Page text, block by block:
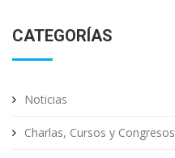
CATEGORÍAS
Noticias
Charlas, Cursos y Congresos